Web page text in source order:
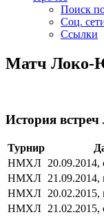
Поиск
Соц.
Ссылки
Матч Локо-
История
Турнир
НМХЛ 20.09.2014,
НМХЛ 21.09.2014,
НМХЛ 20.02.2015,
НМХЛ 21.02.2015,